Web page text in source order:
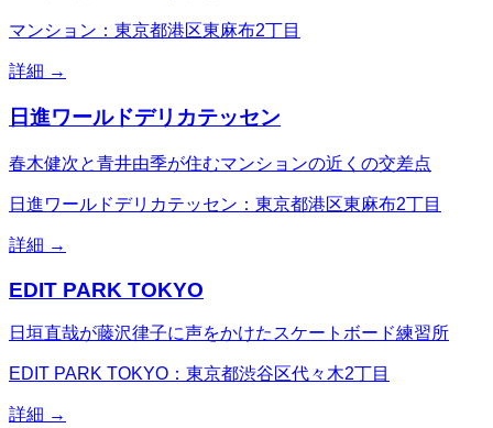
マンション：東京都港区東麻布2丁目
詳細 →
日進ワールドデリカテッセン
春木健次と青井由季が住むマンションの近くの交差点
日進ワールドデリカテッセン：東京都港区東麻布2丁目
詳細 →
EDIT PARK TOKYO
日垣直哉が藤沢律子に声をかけたスケートボード練習所
EDIT PARK TOKYO：東京都渋谷区代々木2丁目
詳細 →